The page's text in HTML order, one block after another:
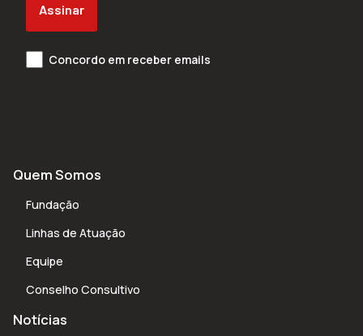
Assinar
Concordo em receber emails
Quem Somos
Fundação
Linhas de Atuação
Equipe
Conselho Consultivo
Notícias